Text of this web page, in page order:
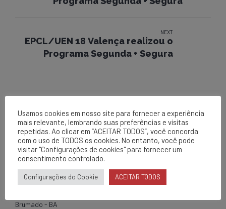
NEXT
EPCL/UEN 18 Valença realizou o
Programa Segunda + Segura
EPCL
Matriz
Brumado - BA
Usamos cookies em nosso site para fornecer a experiência
mais relevante, lembrando suas preferências e visitas
repetidas. Ao clicar em “ACEITAR TODOS”, você concorda
com o uso de TODOS os cookies. No entanto, você pode
visitar "Configurações de cookies" para fornecer um
consentimento controlado.
Configurações do Cookie ACEITAR TODOS